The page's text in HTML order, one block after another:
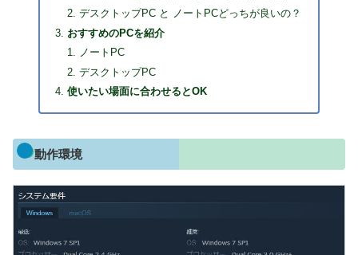
デスクトップPC と ノートPCどっちが良いの？
おすすめのPCを紹介
ノートPC
デスクトップPC
使いたい場面に合わせるとOK
動作環境